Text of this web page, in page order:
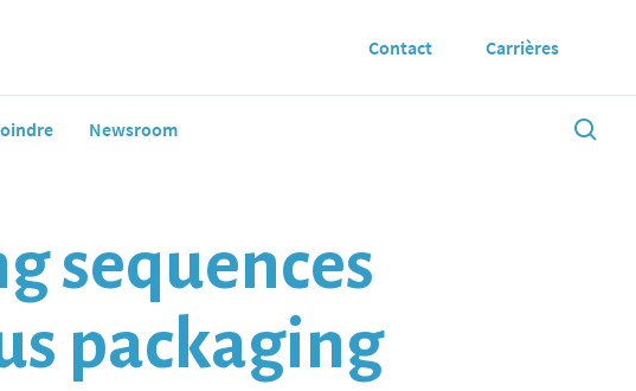
Newsroom
Contact Carrières
sequences
packaging